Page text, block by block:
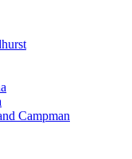
Campman